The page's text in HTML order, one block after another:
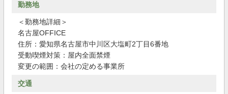
勤務地
＜勤務地詳細＞
名古屋OFFICE
住所：愛知県名古屋市中川区大塩町2丁目6番地
受動喫煙対策：屋内全面禁煙
変更の範囲：会社の定める事業所
交通